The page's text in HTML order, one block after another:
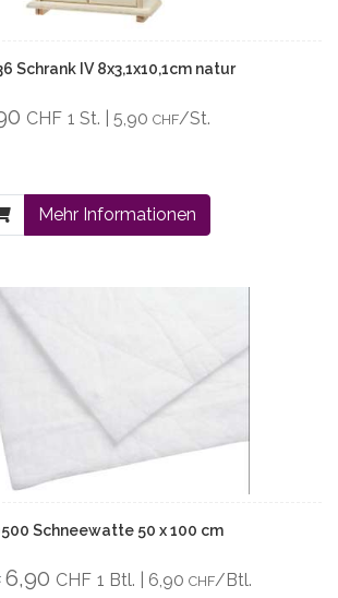
Schrank IV 8x3,1x10,1cm natur
CHF 1 St. | 5,90 CHF/St.
Mehr Informationen
Schneewatte 50 x 100 cm
6,90 CHF 1 Btl. | 6,90 CHF/Btl.